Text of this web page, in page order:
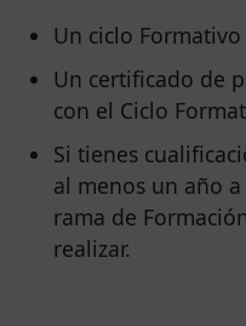
Un ciclo
Un certificado de
con el Ciclo
Si tienes
al menos un año
rama de
realizar.